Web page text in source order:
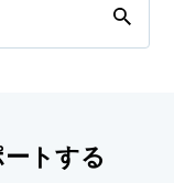
トする